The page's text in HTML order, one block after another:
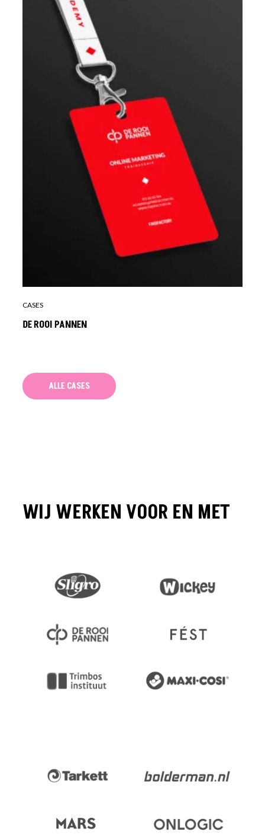
CASES
DE ROOI PANNEN
ALLE CASES
WIJ WERKEN VOOR EN MET